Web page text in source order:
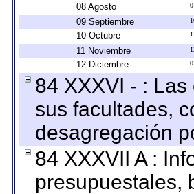
08 Agosto
09 Septiembre
10 Octubre
11 Noviembre
12 Diciembre
84 XXXVI - :
sus facultades,
desagregación
84 XXXVII A :
presupuestales,